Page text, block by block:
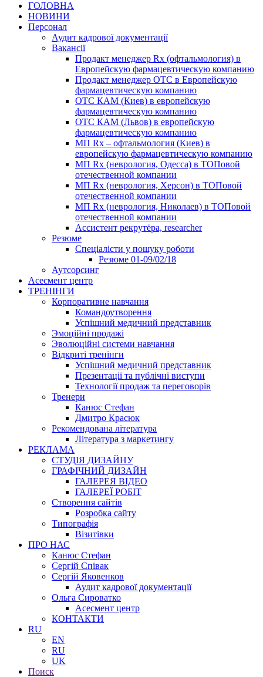
ГОЛОВНА
НОВИНИ
Персонал
Аудит кадрової документації
Вакансії
Продакт менеджер Rx (офтальмология) в
Европейскую фармацевтическую компанию
Продакт менеджер ОТС в Европейскую
фармацевтическую компанию
ОТС КАМ (Киев) в европейскую
фармацевтическую компанию
ОТС КАМ (Львов) в европейскую
фармацевтическую компанию
МП Rx – офтальмология (Киев) в
европейскую фармацевтическую компанию
МП Rx (неврология, Одесса) в ТОПовой
отечественной компании
МП Rx (неврология, Херсон) в ТОПовой
отечественной компании
МП Rx (неврология, Николаев) в ТОПовой
отечественной компании
Ассистент рекрутёра, researcher
Резюме
Cпеціалісти у пошуку роботи
Резюме 01-09/02/18
Аутсорсинг
Асесмент центр
ТРЕНІНГИ
Корпоративне навчання
Командоутворення
Успішний медичний представник
Эмоційні продажі
Эволюційні системи навчання
Відкриті тренінги
Успішний медичний представник
Презентації та публічні виступи
Технології продаж та переговорів
Тренери
Канюс Стефан
Дмитро Красюк
Рекомендована література
Література з маркетингу
РЕКЛАМА
СТУДІЯ ДИЗАЙНУ
ГРАФІЧНИЙ ДИЗАЙН
ГАЛЕРЕЯ ВІДЕО
ГАЛЕРЕЇ РОБІТ
Створення сайтів
Розробка сайту
Типографія
Візитівки
ПРО НАС
Канюс Стефан
Сергій Співак
Сергій Яковенков
Аудит кадрової документації
Ольга Сироватко
Асесмент центр
КОНТАКТИ
RU
EN
RU
UK
Поиск